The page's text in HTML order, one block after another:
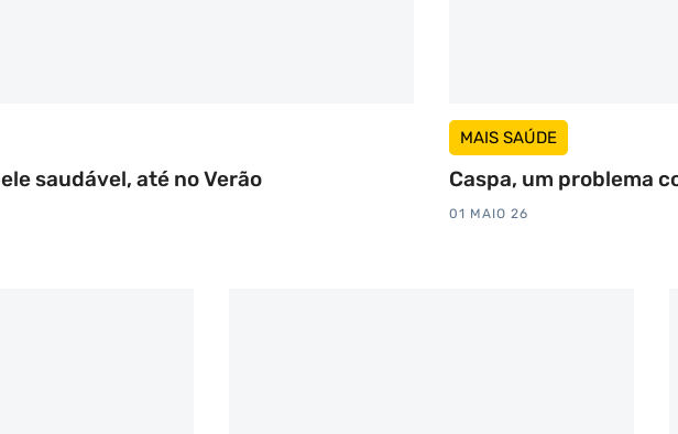
saudável, até no Verão
MAIS SAÚDE
Caspa, um problema
01 MAIO 26